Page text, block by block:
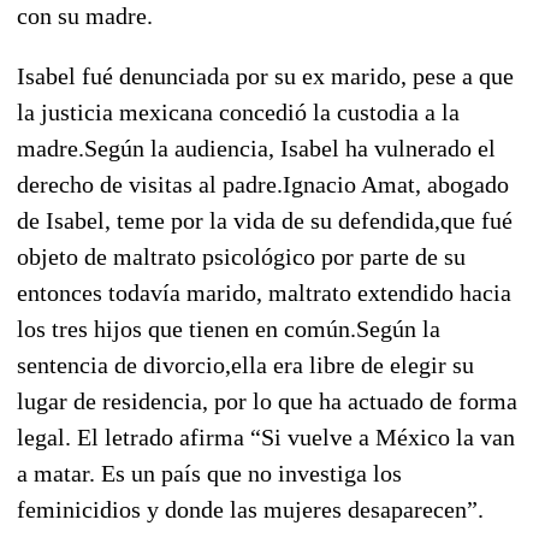
con su madre.
Isabel fué denunciada por su ex marido, pese a que
la justicia mexicana concedió la custodia a la
madre.Según la audiencia, Isabel ha vulnerado el
derecho de visitas al padre.Ignacio Amat, abogado
de Isabel, teme por la vida de su defendida,que fué
objeto de maltrato psicológico por parte de su
entonces todavía marido, maltrato extendido hacia
los tres hijos que tienen en común.Según la
sentencia de divorcio,ella era libre de elegir su
lugar de residencia, por lo que ha actuado de forma
legal. El letrado afirma “Si vuelve a México la van
a matar. Es un país que no investiga los
feminicidios y donde las mujeres desaparecen”.